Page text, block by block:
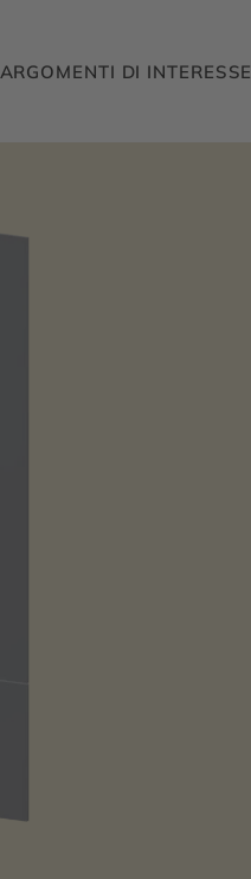
ARGOMENTI DI INTERESSE